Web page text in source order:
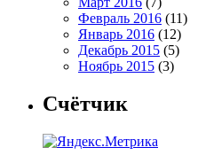
Февраль 2016 (11)
Январь 2016 (12)
Декабрь 2015 (5)
Ноябрь 2015 (3)
Счётчик